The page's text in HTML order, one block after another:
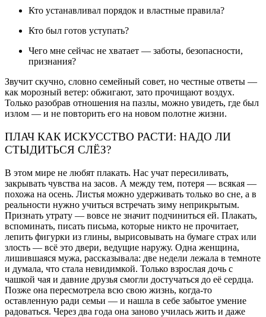
Кто устанавливал порядок и властные правила?
Кто был готов уступать?
Чего мне сейчас не хватает — заботы, безопасности,
признания?
Звучит скучно, словно семейный совет, но честные ответы —
как морозный ветер: обжигают, зато прочищают воздух.
Только разобрав отношения на пазлы, можно увидеть, где был
излом — и не повторить его на новом полотне жизни.
ПЛАЧ КАК ИСКУССТВО РАСТИ: НАДО ЛИ
СТЫДИТЬСЯ СЛЁЗ?
В этом мире не любят плакать. Нас учат пересиливать,
закрывать чувства на засов. А между тем, потеря — всякая —
похожа на осень. Листья можно удерживать только во сне, а в
реальности нужно учиться встречать зиму неприкрытым.
Признать утрату — вовсе не значит подчиниться ей. Плакать,
вспоминать, писать письма, которые никто не прочитает,
лепить фигурки из глины, вырисовывать на бумаге страх или
злость — всё это двери, ведущие наружу. Одна женщина,
лишившаяся мужа, рассказывала: две недели лежала в темноте
и думала, что стала невидимкой. Только взрослая дочь с
чашкой чая и давние друзья смогли достучаться до её сердца.
Позже она пересмотрела всю свою жизнь, когда-то
оставленную ради семьи — и нашла в себе забытое умение
радоваться. Через два года она заново училась жить и даже